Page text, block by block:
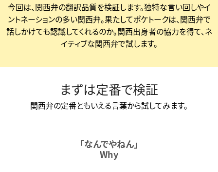
今回は、関西弁の翻訳品質を検証します。独特な言い回しやイ
ントネーションの多い関西弁。果たしてポケトークは、関西弁で
話しかけても認識してくれるのか。関西出身者の協力を得て、ネ
イティブな関西弁で試します。
まずは定番で検証
関西弁の定番ともいえる言葉から試してみます。
「なんでやねん」
Why